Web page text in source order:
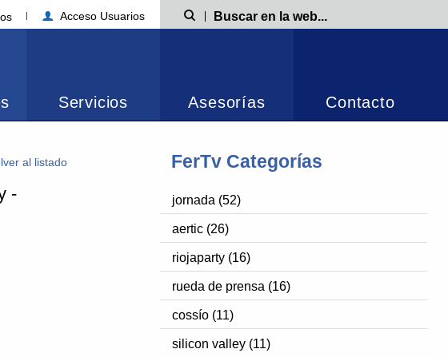
Acceso Usuarios Búsqueda
Servicios Asesorías Contacto
FerTv Categorías
jornada (52)
aertic (26)
riojaparty (16)
rueda de prensa (16)
cossío (11)
silicon valley (11)
al listado
-